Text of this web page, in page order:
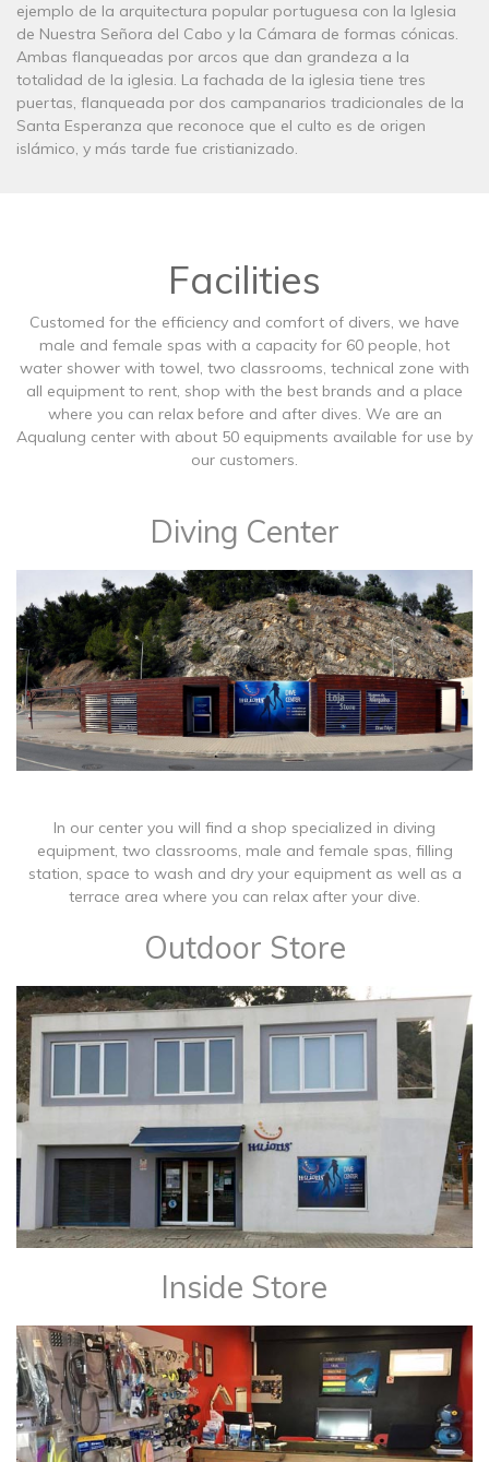
ejemplo de la arquitectura popular portuguesa con la Iglesia
de Nuestra Señora del Cabo y la Cámara de formas cónicas.
Ambas flanqueadas por arcos que dan grandeza a la
totalidad de la iglesia. La fachada de la iglesia tiene tres
puertas, flanqueada por dos campanarios tradicionales de la
Santa Esperanza que reconoce que el culto es de origen
islámico, y más tarde fue cristianizado.
Facilities
Customed for the efficiency and comfort of divers, we have
male and female spas with a capacity for 60 people, hot
water shower with towel, two classrooms, technical zone with
all equipment to rent, shop with the best brands and a place
where you can relax before and after dives. We are an
Aqualung center with about 50 equipments available for use by
our customers.
Diving Center
In our center you will find a shop specialized in diving
equipment, two classrooms, male and female spas, filling
station, space to wash and dry your equipment as well as a
terrace area where you can relax after your dive.
Outdoor Store
Inside Store